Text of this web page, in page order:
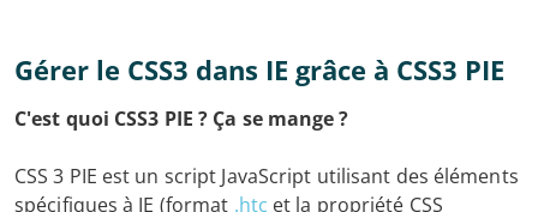
Gérer le CSS3 dans IE grâce à CSS3 PIE
C'est quoi CSS3 PIE ? Ça se mange ?
CSS 3 PIE est un script JavaScript utilisant des éléments
spécifiques à IE (format .htc et la propriété CSS